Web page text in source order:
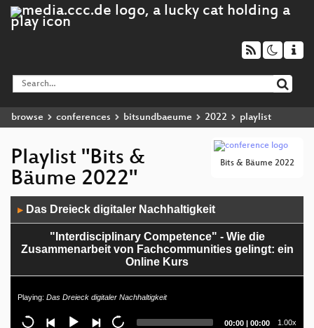
browse conferences bitsundbaeume 2022 playlist
Bits & Bäume 2022
Playlist "Bits &
Bäume 2022"
Player
▶ Das Dreieck digitaler Nachhaltigkeit
"Interdisciplinary Competence" - Wie die
Zusammenarbeit von Fachcommunities gelingt: ein
Online Kurs
Versuch, Anarchie, Commons & Informatik
zusammenzudenken
Playing: Das Dreieck digitaler Nachhaltigkeit
Current
00:00 | Total
00:00 1.00x